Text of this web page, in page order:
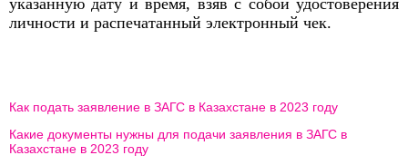
указанную дату и время, взяв с собой удостоверения
личности и распечатанный электронный чек.
Как подать заявление в ЗАГС в Казахстане в 2023 году
Какие документы нужны для подачи заявления в ЗАГС в
Казахстане в 2023 году